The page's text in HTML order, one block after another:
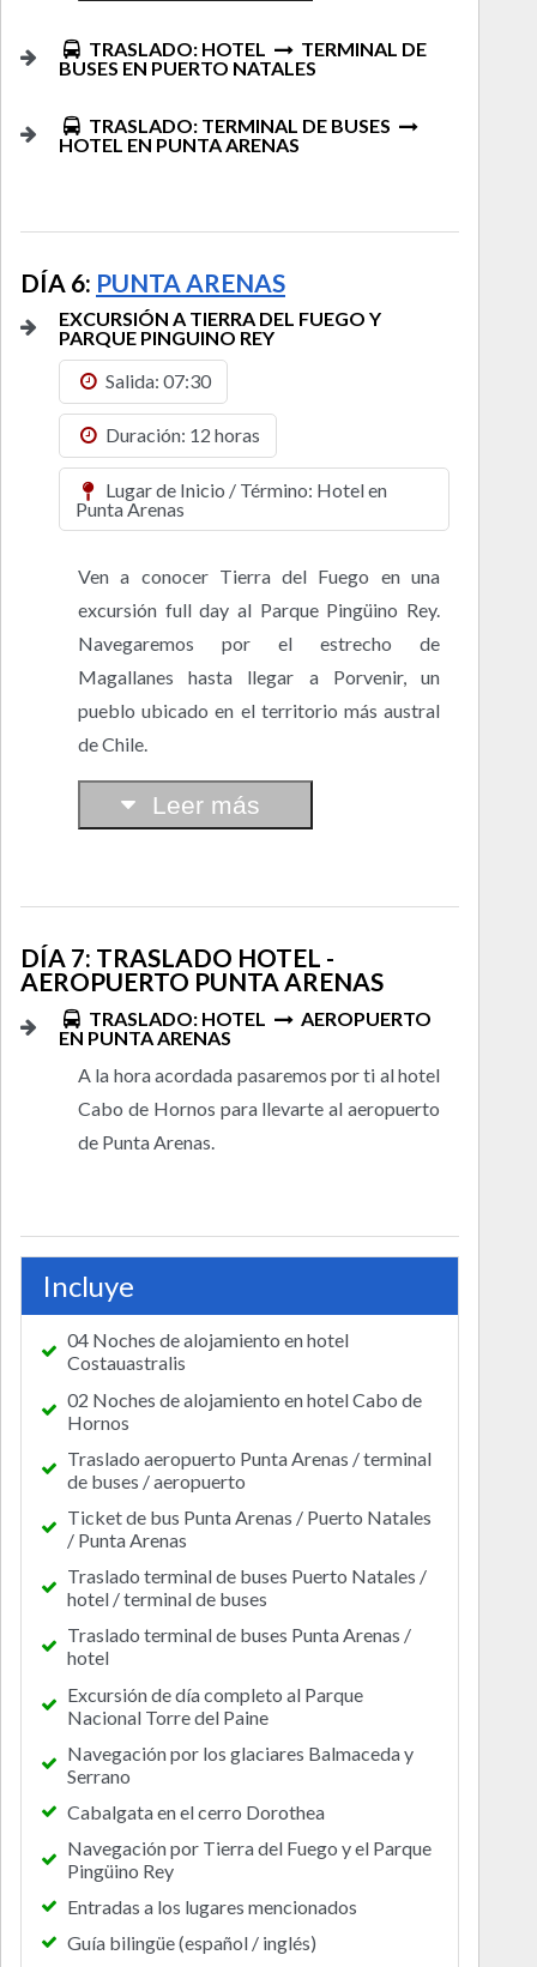
TRASLADO: HOTEL
TERMINAL DE
BUSES EN PUERTO NATALES
TRASLADO: TERMINAL DE BUSES
HOTEL EN PUNTA ARENAS
DÍA 6: PUNTA ARENAS
EXCURSIÓN A TIERRA DEL FUEGO Y
PARQUE PINGUINO REY
Salida: 07:30
Duración: 12 horas
Lugar de Inicio / Término: Hotel en
Punta Arenas
Ven a conocer Tierra del Fuego en una
excursión full day al Parque Pingüino Rey.
Navegaremos por el estrecho de
Magallanes hasta llegar a Porvenir, un
pueblo ubicado en el territorio más austral
de Chile.
Leer más
DÍA 7: TRASLADO HOTEL -
AEROPUERTO PUNTA ARENAS
TRASLADO: HOTEL
AEROPUERTO
EN PUNTA ARENAS
A la hora acordada pasaremos por ti al hotel
Cabo de Hornos para llevarte al aeropuerto
de Punta Arenas.
Incluye
04 Noches de alojamiento en hotel
Costauastralis
02 Noches de alojamiento en hotel Cabo de
Hornos
Traslado aeropuerto Punta Arenas / terminal
de buses / aeropuerto
Ticket de bus Punta Arenas / Puerto Natales
/ Punta Arenas
Traslado terminal de buses Puerto Natales /
hotel / terminal de buses
Traslado terminal de buses Punta Arenas /
hotel
Excursión de día completo al Parque
Nacional Torre del Paine
Navegación por los glaciares Balmaceda y
Serrano
Cabalgata en el cerro Dorothea
Navegación por Tierra del Fuego y el Parque
Pingüino Rey
Entradas a los lugares mencionados
Guía bilingüe (español / inglés)